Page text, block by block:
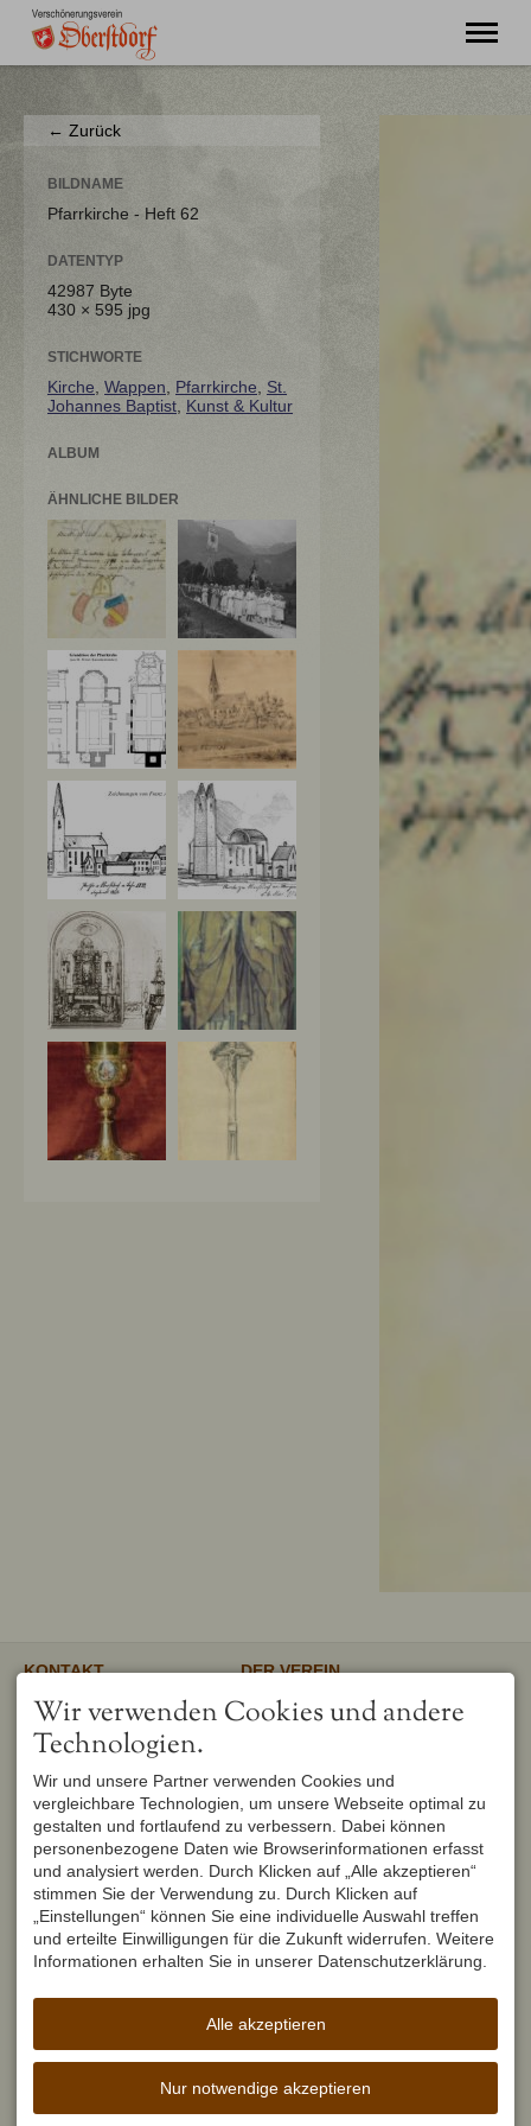
"Ming Huimat mueß de Kinde blibe!"
Verein
Chronik
Unser Oberstdorf
Flurnamen
Literatur
Kontakt
← Zurück
BILDNAME
Pfarrkirche - Heft 62
DATENTYP
42987 Byte
430 × 595 jpg
STICHWORTE
Kirche Wappen Pfarrkirche
St.
Johannes Baptist Kunst & Kultur
ALBUM
ÄHNLICHE BILDER
KONTAKT
Verschönerungsverein
Oberstdorf e.V.
1. Vorsitzender
Peter Titzler
87561 Oberstdorf
DEUTSCHLAND
Tel.+49 8322 6759
info@verschoenerungsverein-
oberstdorf.de
DER VEREIN
Unser gemeinnütziger Verein
unterstützt und fördert den
Brauchtum in Oberstdorf.
UNSER OBERSTDORF
Seit Februar 1982 werden die
Hefte der Reihe "Unser
Oberstdorf" zweimal im Jahr
vom Verschönerungsverein
Schub für die Heimatforschung.
Mehr
WEITERFÜHRENDE LINKS
Urlaub in Oberstdorf
Markt Oberstdorf
Heimatmuseum Oberstdorf
Oberstdorf Lexikon
Wir verwenden Cookies und andere
Technologien.
Wir und unsere Partner verwenden Cookies und
vergleichbare Technologien, um unsere Webseite optimal zu
gestalten und fortlaufend zu verbessern. Dabei können
personenbezogene Daten wie Browserinformationen erfasst
und analysiert werden. Durch Klicken auf „Alle akzeptieren“
stimmen Sie der Verwendung zu. Durch Klicken auf
„Einstellungen“ können Sie eine individuelle Auswahl treffen
und erteilte Einwilligungen für die Zukunft widerrufen. Weitere
Informationen erhalten Sie in unserer Datenschutzerklärung.
Alle akzeptieren
Nur notwendige akzeptieren